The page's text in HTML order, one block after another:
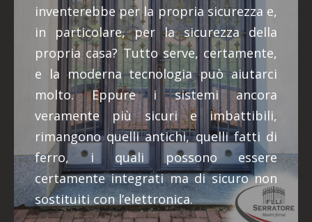
inventerebbe per la propria sicurezza e,
in particolare, per la sicurezza della
propria casa? Tutto serve, certamente,
e la moderna tecnologia può aiutarci
molto. Eppure i sistemi ancora
veramente più sicuri e imbattibili,
rimangono quelli antichi, quelli fatti di
ferro, i quali possono essere
certamente integrati ma di sicuro non
sostituiti con l’elettronica.